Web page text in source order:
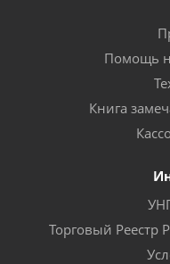
Помощь
Книга
Торговый Реестр